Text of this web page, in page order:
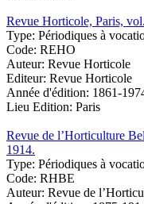
Revue Horticole, Paris,
Type: Périodiques à
Code: REHO
Auteur: Revue Horticole
Editeur: Revue Horticole
Année d'édition: 1861-
Lieu Edition: Paris
Revue de l’Horticulture
1914.
Type: Périodiques à
Code: RHBE
Auteur: Revue de